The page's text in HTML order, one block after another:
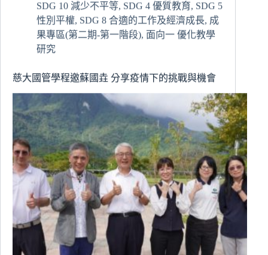
影
放
映
會
潘
信
導
演
座
談
會
SDG 10 減少不平等, SDG 4 優質教育, SDG 5
性別平權, SDG 8 合適的工作及經濟成長, 成
果專區(第二期-第一階段), 面向一 優化教學
研究
慈大國管學程邀蘇國垚 分享疫情下的挑戰與機會